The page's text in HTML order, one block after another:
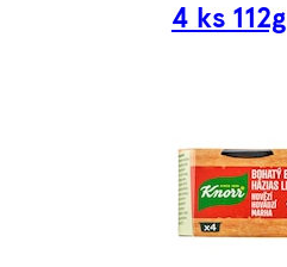
4 ks 112g